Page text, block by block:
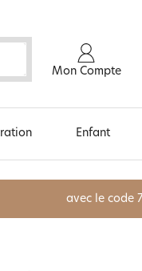
Mon Compte
Enfant
avec le code